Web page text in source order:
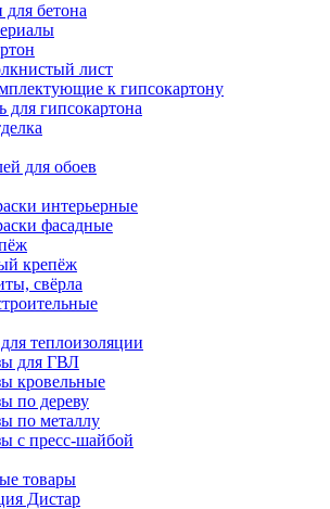
для бетона
лист
к гипсокартону
для гипсокартона
для обоев
интерьерные
фасадные
крепёж
свёрла
теплоизоляции
для ГВЛ
кровельные
по дереву
по металлу
с пресс-шайбой
товары
Дистар